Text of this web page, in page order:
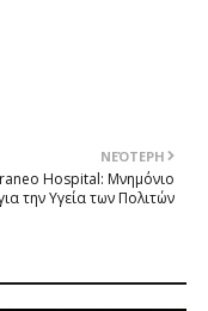
ΝΕΌΤΕΡΗ
Hospital: Μνημόνιο
την Υγεία των Πολιτών